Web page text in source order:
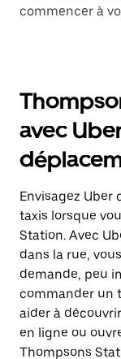
commencer à
avec
Envisagez Uber
taxis lorsque
Station. Avec
dans la rue,
demande, peu
commander un
aider à
en ligne ou
Thompsons